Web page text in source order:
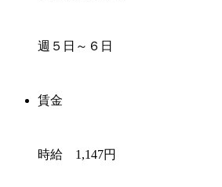
週５日～６日
賃金
時給 1,147円